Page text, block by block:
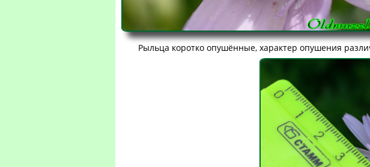
Рыльца коротко опушённые, характер опушения